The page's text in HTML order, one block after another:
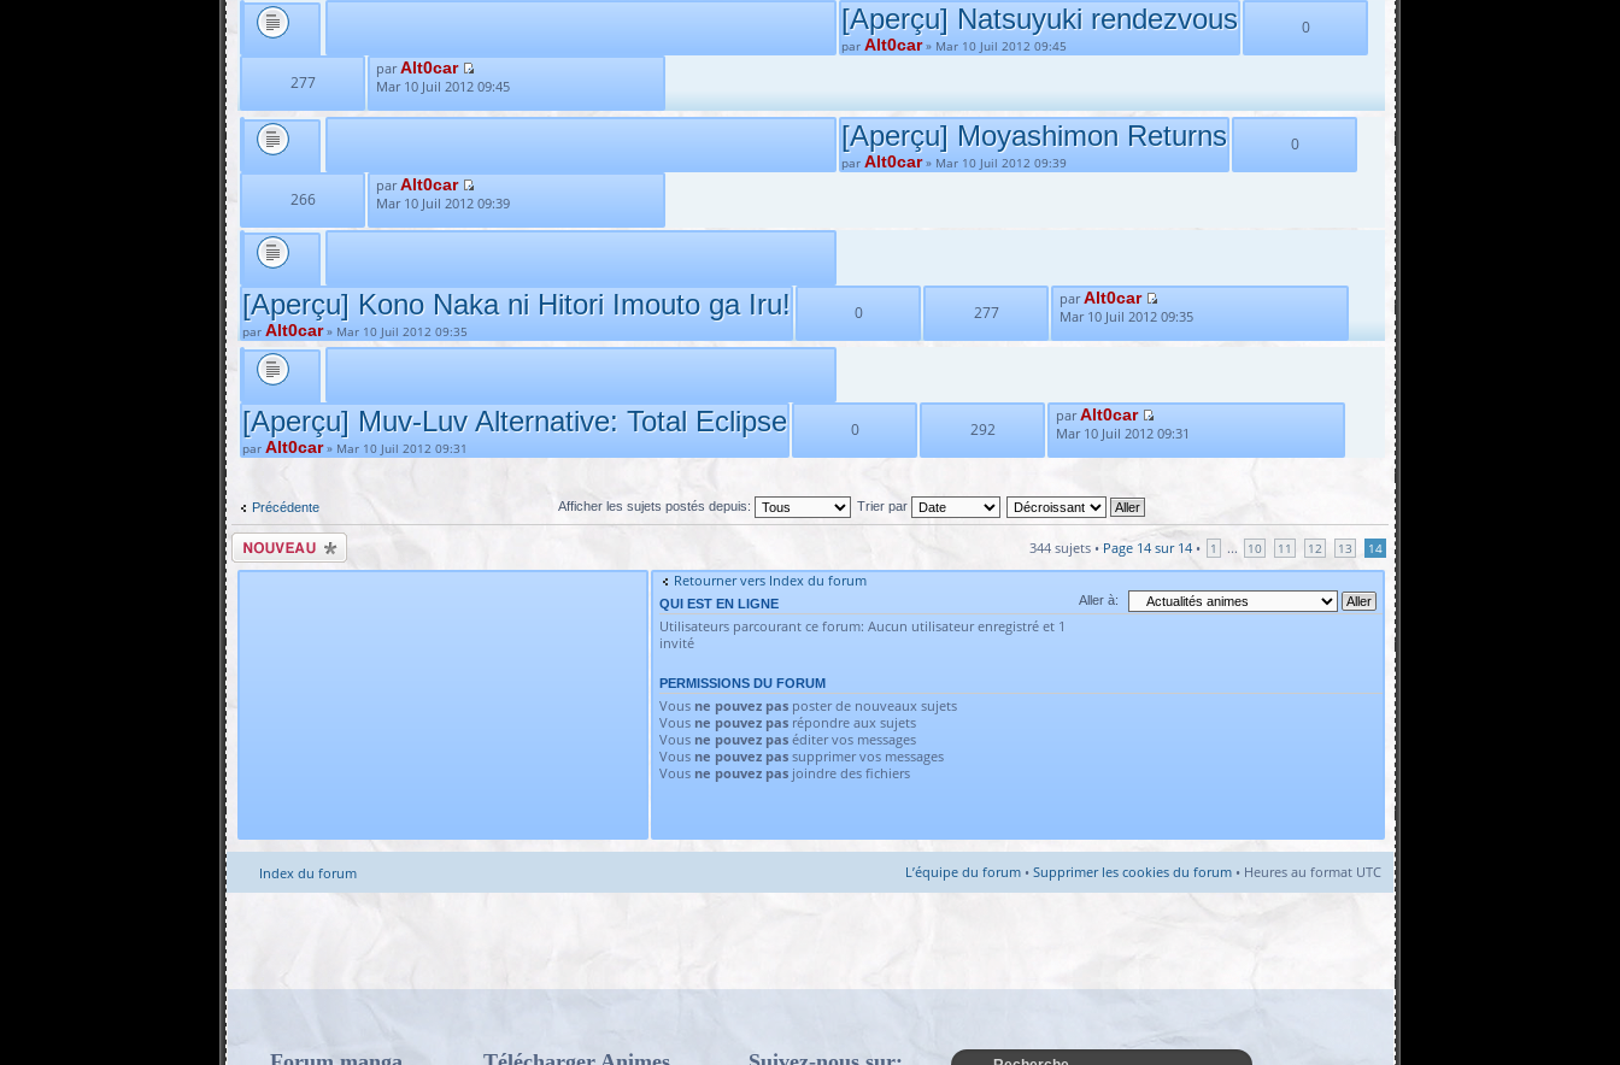
[Aperçu] Natsuyuki rendezvous
par Alt0car» Mar 10 Juil 2012 09:45
0
277
parAlt0car
Mar 10 Juil 2012 09:45
[Aperçu] Moyashimon Returns
par Alt0car» Mar 10 Juil 2012 09:39
0
266
parAlt0car
Mar 10 Juil 2012 09:39
[Aperçu] Kono Naka ni Hitori Imouto ga Iru!
par Alt0car» Mar 10 Juil 2012 09:35
0 277
parAlt0car
Mar 10 Juil 2012 09:35
[Aperçu] Muv-Luv Alternative: Total Eclipse
par Alt0car» Mar 10 Juil 2012 09:31
0 292
parAlt0car
Mar 10 Juil 2012 09:31
Précédente Afficher les sujets postés depuis: Trier par
Écrire un nouveau
sujet
344 sujets • Page 14 sur 14 • 1 ... 10 11 12 13 14
Retourner vers Index du forum
Aller à:
QUI EST EN LIGNE
Utilisateurs parcourant ce forum: Aucun utilisateur enregistré et 1
invité
PERMISSIONS DU FORUM
Vous ne pouvez pas poster de nouveaux sujets
Vous ne pouvez pas répondre aux sujets
Vous ne pouvez pas éditer vos messages
Vous ne pouvez pas supprimer vos messages
Vous ne pouvez pas joindre des fichiers
Index du forum L’équipe du forum • Supprimer les cookies du forum • Heures au format UTC